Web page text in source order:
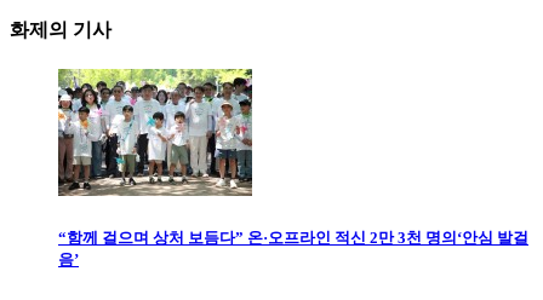
화제의 기사
“함께 걸으며 상처 보듬다” 온·오프라인 적신 2만 3천 명의‘안심 발걸
음’